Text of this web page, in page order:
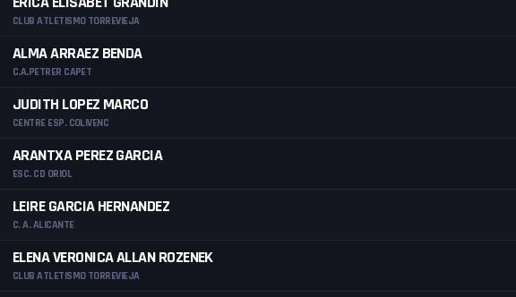
CLUB ATLETISMO TORREVIEJA
ALMA ARRAEZ BENDA
C.A.PETRER CAPET
JUDITH LOPEZ MARCO
CENTRE ESP. COLIVENC
ARANTXA PEREZ GARCIA
ESC. CD ORIOL
LEIRE GARCIA HERNANDEZ
C. A. ALICANTE
ELENA VERONICA ALLAN ROZENEK
CLUB ATLETISMO TORREVIEJA